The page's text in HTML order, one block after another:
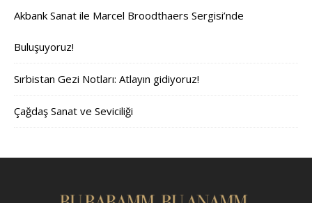
Akbank Sanat ile Marcel Broodthaers Sergisi’nde
Buluşuyoruz!
Sırbistan Gezi Notları: Atlayın gidiyoruz!
Çağdaş Sanat ve Seviciliği